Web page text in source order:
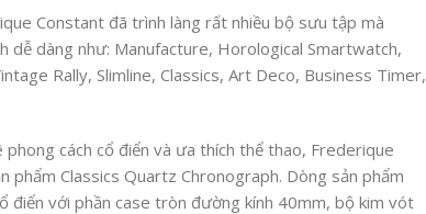
Constant đã trình làng rất nhiều bộ sưu tập mà
dễ dàng như: Manufacture, Horological Smartwatch,
Rally, Slimline, Classics, Art Deco, Business Timer,
cách cổ điển và ưa thích thể thao, Frederique
phẩm Classics Quartz Chronograph. Dòng sản phẩm
điển với phần case tròn đường kính 40mm, bộ kim vót